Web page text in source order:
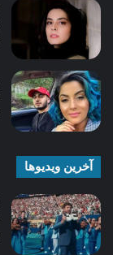
آخرین ویدیوها